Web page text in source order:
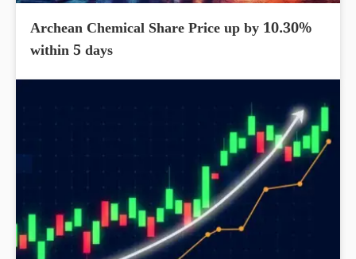
Archean Chemical Share Price up by 10.30%
within 5 days